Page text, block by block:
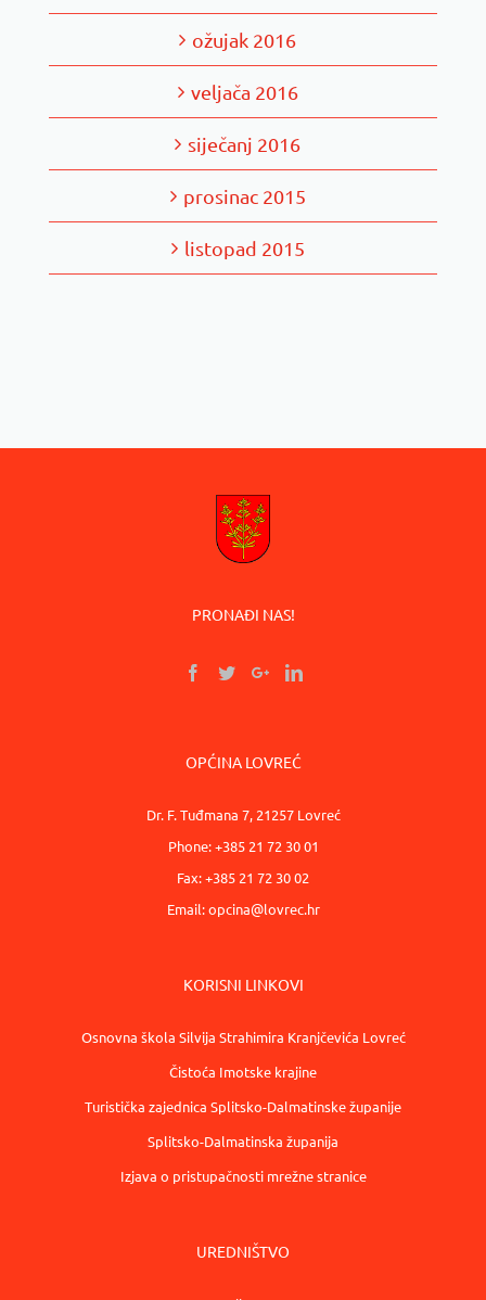
ožujak 2016
veljača 2016
siječanj 2016
prosinac 2015
listopad 2015
PRONAĐI NAS!
OPĆINA LOVREĆ
Dr. F. Tuđmana 7, 21257 Lovreć
Phone: +385 21 72 30 01
Fax: +385 21 72 30 02
Email:opcina@lovrec.hr
KORISNI LINKOVI
Osnovna škola Silvija Strahimira Kranjčevića Lovreć
Čistoća Imotske krajine
Turistička zajednica Splitsko-Dalmatinske županije
Splitsko-Dalmatinska županija
Izjava o pristupačnosti mrežne stranice
UREDNIŠTVO